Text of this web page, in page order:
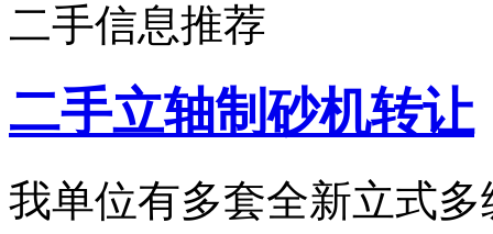
二手信息推荐
二手立轴制砂机转让
我单位有多套全新立式